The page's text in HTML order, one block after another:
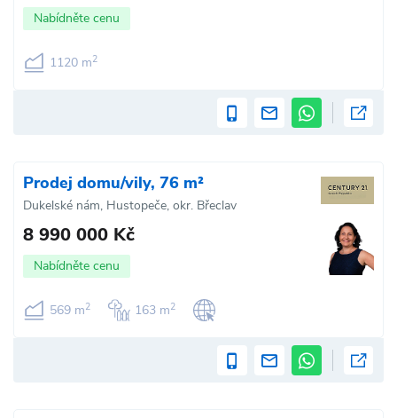
Nabídněte cenu
1120 m2
Prodej domu/vily, 76 m²
Dukelské nám, Hustopeče, okr. Břeclav
8 990 000 Kč
Nabídněte cenu
569 m2 163 m2